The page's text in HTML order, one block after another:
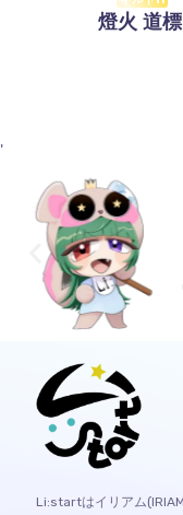
燈火 道標
'
Li:startはイリアム